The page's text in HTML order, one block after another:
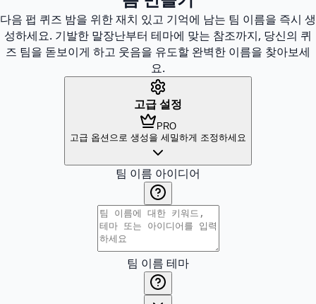
다음 펍 퀴즈 밤을 위한 재치 있고 기억에 남는 팀 이름을 즉시 생
성하세요. 기발한 말장난부터 테마에 맞는 참조까지, 당신의 퀴
즈 팀을 돋보이게 하고 웃음을 유도할 완벽한 이름을 찾아보세
요.
고급 설정
PRO
고급 옵션으로 생성을 세밀하게 조정하세요
팀 이름 아이디어
팀 이름 테마